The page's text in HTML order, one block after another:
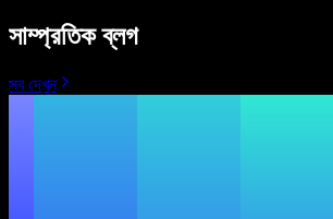
সাম্প্রতিক ব্লগ
সব দেখুন